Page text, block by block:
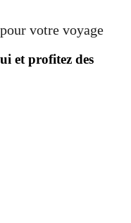
votre voyage
et profitez des